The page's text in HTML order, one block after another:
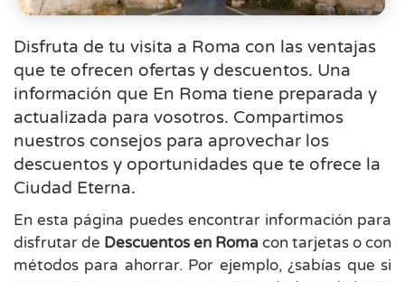
Disfruta de tu visita a Roma con las ventajas
que te ofrecen ofertas y descuentos. Una
información que En Roma tiene preparada y
actualizada para vosotros. Compartimos
nuestros consejos para aprovechar los
descuentos y oportunidades que te ofrece la
Ciudad Eterna.
En esta página puedes encontrar información para
disfrutar de Descuentos en Roma con tarjetas o con
métodos para ahorrar. Por ejemplo, ¿sabías que si